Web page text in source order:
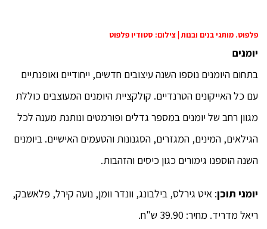
פלפוט. מותגי בנים ובנות | צילום: סטודיו פלפוט
יומנים
בתחום היומנים נוספו השנה עיצובים חדשים, ייחודיים ואופנתיים
עם כל האייקונים הטרנדיים. קולקציית היומנים המעוצבים כוללת
מגוון רחב של יומנים במספר גדלים ופורמטים ונותנת מענה לכל
הגילאים, המינים, המגזרים, הסגנונות והטעמים האישיים. ביומנים
השנה הוספנו גימורים כגון כיסים והזהבות.
יומני תוכן: איט גירלס, בילבונג, וונדר וומן, נועה קירל, פלאשבק,
ריאל מדריד. מחיר: 39.90 ש"ח.